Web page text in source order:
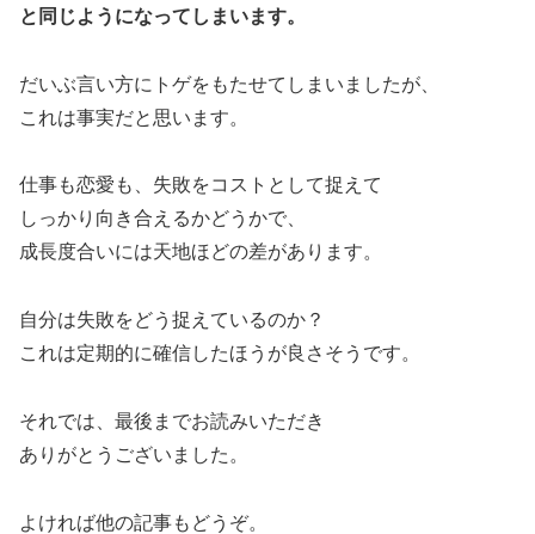
と同じようになってしまいます。
だいぶ言い方にトゲをもたせてしまいましたが、
これは事実だと思います。
仕事も恋愛も、失敗をコストとして捉えて
しっかり向き合えるかどうかで、
成長度合いには天地ほどの差があります。
自分は失敗をどう捉えているのか？
これは定期的に確信したほうが良さそうです。
それでは、最後までお読みいただき
ありがとうございました。
よければ他の記事もどうぞ。